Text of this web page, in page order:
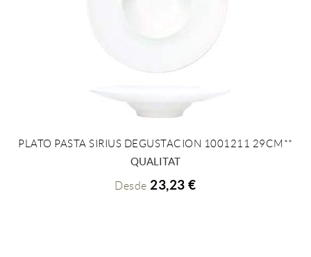
+ INFO
PLATO PASTA SIRIUS DEGUSTACION 1001211 29CM**
QUALITAT
Desde 23,23 €